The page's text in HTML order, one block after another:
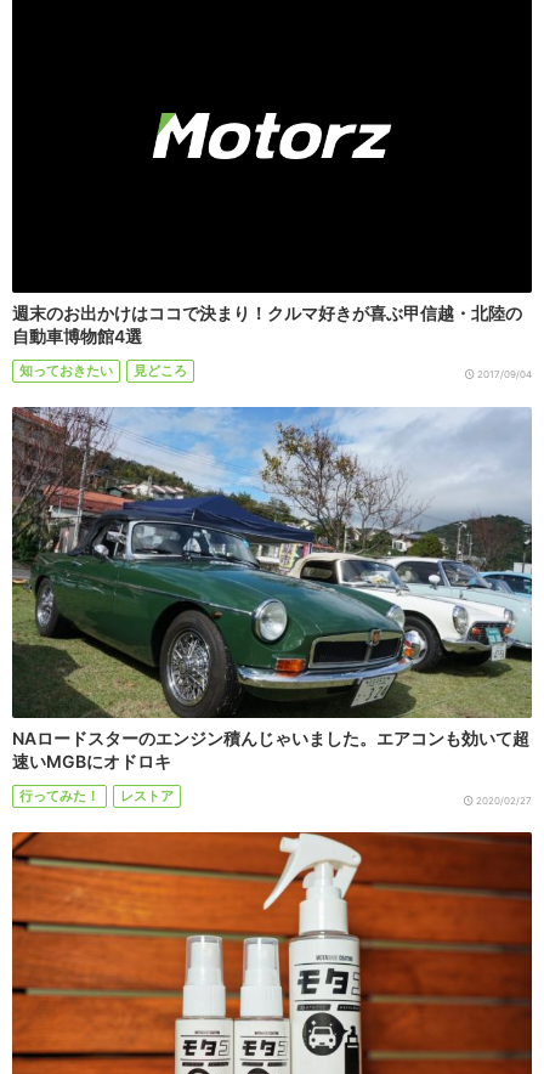
週末のお出かけはココで決まり！クルマ好きが喜ぶ甲信越・北陸の
自動車博物館4選
知っておきたい 見どころ 2017/09/04
NAロードスターのエンジン積んじゃいました。エアコンも効いて超
速いMGBにオドロキ
行ってみた！ レストア 2020/02/27